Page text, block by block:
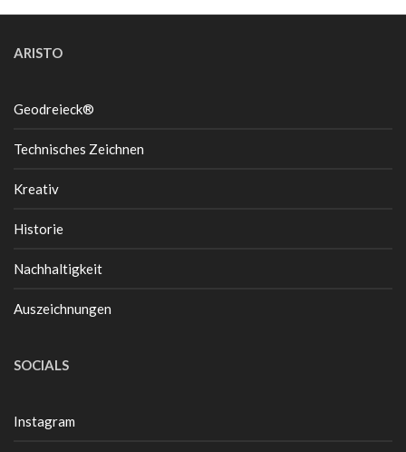
ARISTO
Geodreieck®
Technisches Zeichnen
Kreativ
Historie
Nachhaltigkeit
Auszeichnungen
SOCIALS
Instagram